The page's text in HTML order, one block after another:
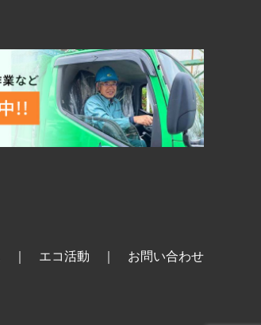
エコ活動 お問い合わせ